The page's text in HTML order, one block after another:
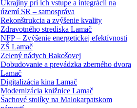
Ukrajiny pri ich vstupe a integrácii na
území SR – samospráva
Rekonštrukcia a zvýšenie kvality
Zdravotného strediska Lamač
NFP – Zvýšenie energetickej efektívnosti
ZŠ Lamač
Zelený nádych Bakošovej
Dobudovanie a prevádzka zberného dvora
Lamač
Digitalizácia kina Lamač
Modernizácia knižnice Lamač
Šachové stolíky na Malokarpatskom